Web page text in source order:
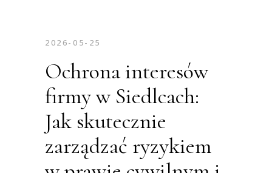
2026-05-25
Ochrona interesów
firmy w Siedlcach:
Jak skutecznie
zarządzać ryzykiem